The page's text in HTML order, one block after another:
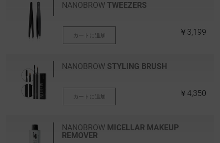
NANOBROW TWEEZERS
カートに追加 ￥3,199
NANOBROW STYLING BRUSH
カートに追加 ￥4,350
NANOBROW MICELLAR MAKEUP
REMOVER